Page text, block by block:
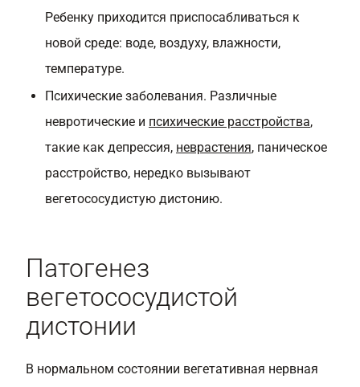
Ребенку приходится приспосабливаться к
новой среде: воде, воздуху, влажности,
температуре.
Психические заболевания. Различные
невротические и психические расстройства,
такие как депрессия, неврастения, паническое
расстройство, нередко вызывают
вегетососудистую дистонию.
Патогенез
вегетососудистой
дистонии
В нормальном состоянии вегетативная нервная